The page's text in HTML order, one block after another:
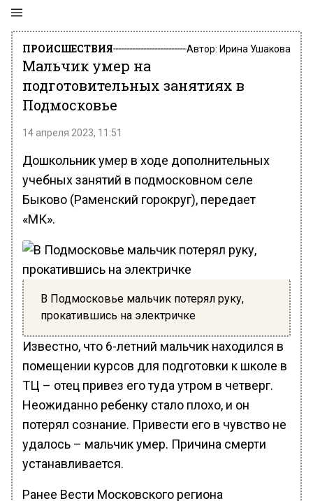
ПРОИСШЕСТВИЯ Автор: Ирина Ушакова
Мальчик умер на
подготовительных занятиях в
Подмосковье
14 апреля 2023, 11:51
Дошкольник умер в ходе дополнительных
учебных занятий в подмосковном селе
Быково (Раменский горокруг), передает
«МК».
В Подмосковье мальчик потерял руку,
прокатившись на электричке
Известно, что 6-летний мальчик находился в
помещении курсов для подготовки к школе в
ТЦ – отец привез его туда утром в четверг.
Неожиданно ребенку стало плохо, и он
потерял сознание. Привести его в чувство не
удалось – мальчик умер. Причина смерти
устанавливается.
Ранее Вести Московского региона